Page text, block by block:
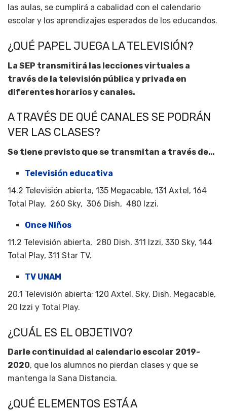
las aulas, se cumplirá a cabalidad con el calendario
escolar y los aprendizajes esperados de los educandos.
¿QUÉ PAPEL JUEGA LA TELEVISIÓN?
La SEP transmitirá las lecciones virtuales a
través de la televisión pública y privada en
diferentes horarios y canales.
A TRAVÉS DE QUÉ CANALES SE PODRÁN
VER LAS CLASES?
Se tiene previsto que se transmitan a través de…
Televisión educativa
14.2 Televisión abierta, 135 Megacable, 131 Axtel, 164
Total Play, 260 Sky, 306 Dish, 480 Izzi.
Once Niños
11.2 Televisión abierta, 280 Dish, 311 Izzi, 330 Sky, 144
Total Play, 311 Star TV.
TV UNAM
20.1 Televisión abierta; 120 Axtel, Sky, Dish, Megacable,
20 Izzi y Total Play.
¿CUÁL ES EL OBJETIVO?
Darle continuidad al calendario escolar 2019-
2020, que los alumnos no pierdan clases y que se
mantenga la Sana Distancia.
¿QUÉ ELEMENTOS ESTÁ A